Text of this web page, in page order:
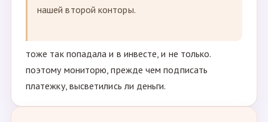
нашей второй конторы.
тоже так попадала и в инвесте, и не только.
поэтому мониторю, прежде чем подписать
платежку, высветились ли деньги.